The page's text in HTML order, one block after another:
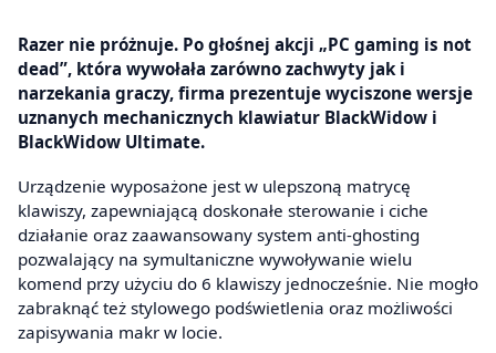
Razer nie próżnuje. Po głośnej akcji „PC gaming is not
dead”, która wywołała zarówno zachwyty jak i
narzekania graczy, firma prezentuje wyciszone wersje
uznanych mechanicznych klawiatur BlackWidow i
BlackWidow Ultimate.
Urządzenie wyposażone jest w ulepszoną matrycę
klawiszy, zapewniającą doskonałe sterowanie i ciche
działanie oraz zaawansowany system anti-ghosting
pozwalający na symultaniczne wywoływanie wielu
komend przy użyciu do 6 klawiszy jednocześnie. Nie mogło
zabraknąć też stylowego podświetlenia oraz możliwości
zapisywania makr w locie.